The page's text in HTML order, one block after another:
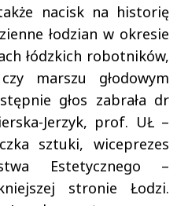
nacisk na historię
łodzian w okresie
łódzkich robotników,
marszu głodowym
głos zabrała dr
Jerzyk, prof. UŁ –
sztuki, wiceprezes
Estetycznego –
stronie Łodzi.